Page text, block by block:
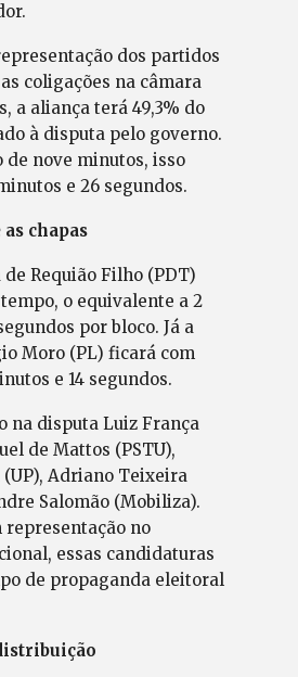
dos partidos
coligações na câmara
a aliança terá 49,3% do
à disputa pelo governo.
de nove minutos, isso
e 26 segundos.
chapas
Requião Filho (PDT)
o equivalente a 2
por bloco. Já a
Moro (PL) ficará com
e 14 segundos.
na disputa Luiz França
de Mattos (PSTU),
Adriano Teixeira
Salomão (Mobiliza).
representação no
essas candidaturas
de propaganda eleitoral